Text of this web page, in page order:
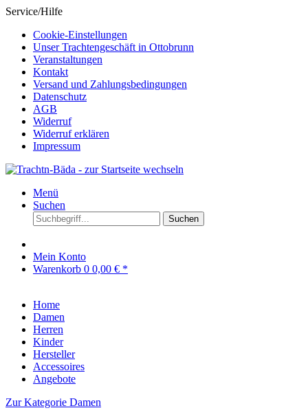
Service/Hilfe
Cookie-Einstellungen
Unser Trachtengeschäft in Ottobrunn
Veranstaltungen
Kontakt
Versand und Zahlungsbedingungen
Datenschutz
AGB
Widerruf
Widerruf erklären
Impressum
Menü
Suchen
Suchen
Mein Konto
Warenkorb 0 0,00 € *
Home
Damen
Herren
Kinder
Hersteller
Accessoires
Angebote
Zur Kategorie Damen